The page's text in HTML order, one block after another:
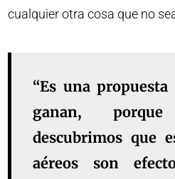
cualquier otra cosa que no
“Es una
ganan,
descubrimos que
aéreos son